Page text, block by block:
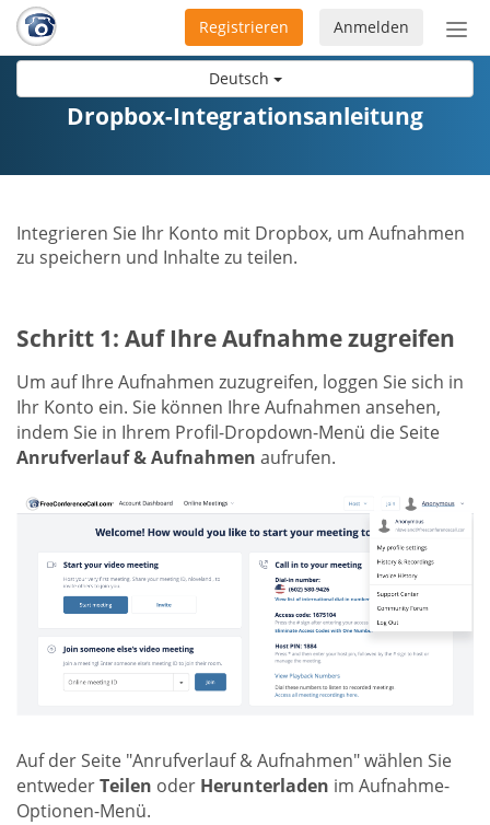
Deutsch
Anmelden
Registrieren
Dropbox-Integrationsanleitung
Integrieren Sie Ihr Konto mit Dropbox, um Aufnahmen
zu speichern und Inhalte zu teilen.
Schritt 1: Auf Ihre Aufnahme zugreifen
Um auf Ihre Aufnahmen zuzugreifen, loggen Sie sich in
Ihr Konto ein. Sie können Ihre Aufnahmen ansehen,
indem Sie in Ihrem Profil-Dropdown-Menü die Seite
Anrufverlauf & Aufnahmen aufrufen.
Auf der Seite "Anrufverlauf & Aufnahmen" wählen Sie
entwederTeilen oder Herunterladen im Aufnahme-
Optionen-Menü.